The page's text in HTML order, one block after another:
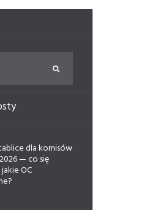
dla komisów
— co się
OC